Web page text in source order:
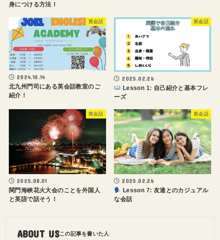
身につける方法！
英会話
2024.10.14
北九州門司にある英会話教室のご
紹介！
英会話
2025.02.26
Lesson 1: 自己紹介と基本フレ
ーズ
英会話
2025.08.01
関門海峡花火大会のことを外国人
と英語で話そう！
英会話
2025.02.26
Lesson 7: 友達とのカジュアル
な会話
ABOUT US